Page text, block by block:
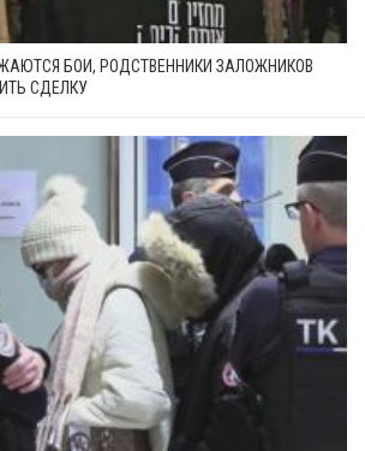
БОИ, РОДСТВЕННИКИ ЗАЛОЖНИКОВ
СДЕЛКУ